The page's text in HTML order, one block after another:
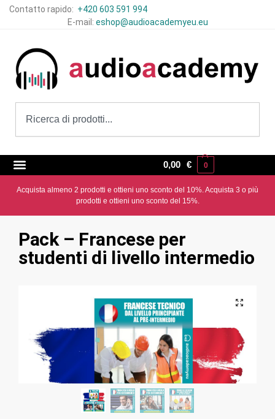
Contatto rapido: +420 603 591 994
E-mail: eshop@audioacademyeu.eu
0,00 € 0
Acquista almeno 2 prodotti e ottieni uno sconto del 10%. Acquista 3 o più
prodotti e ottieni uno sconto del 15%.
Pack – Francese per
studenti di livello intermedio